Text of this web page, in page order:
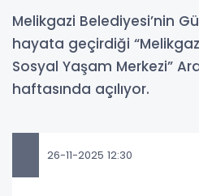
Melikgazi Belediyesi’nin
hayata geçirdiği
Sosyal Yaşam Merkezi”
haftasında açılıyor.
26-11-2025 12:30